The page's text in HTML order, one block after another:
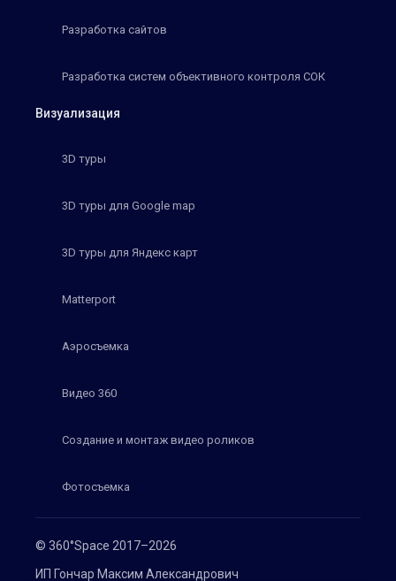
© 360°Space 2017–2026
ИП Гончар Максим Александрович
Разработка сайтов
Разработка систем объективного контроля СОК
Визуализация
3D туры
3D туры для Google map
3D туры для Яндекс карт
Matterport
Аэросъемка
Видео 360
Создание и монтаж видео роликов
Фотосъемка